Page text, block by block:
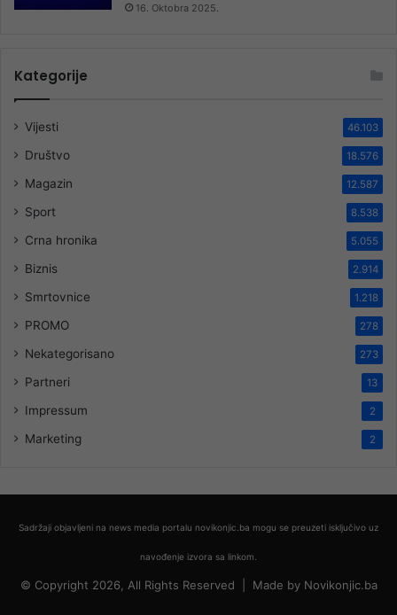
16. Oktobra 2025.
Kategorije
Vijesti 46.103
Društvo 18.576
Magazin 12.587
Sport 8.538
Crna hronika 5.055
Biznis 2.914
Smrtovnice 1.218
PROMO 278
Nekategorisano 273
Partneri 13
Impressum 2
Marketing 2
Sadržaji objavljeni na news media portalu novikonjic.ba mogu se preuzeti isključivo uz
navođenje izvora sa linkom.
© Copyright 2026, All Rights Reserved | Made by Novikonjic.ba